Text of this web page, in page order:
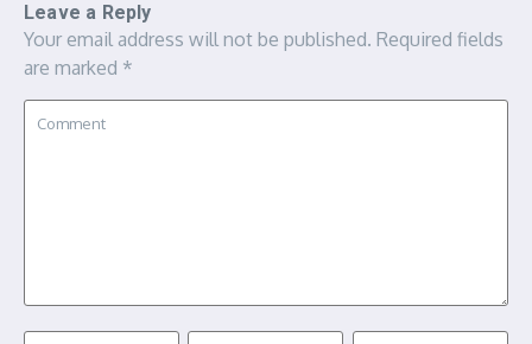
Leave a Reply
Your email address will not be published. Required fields
are marked *